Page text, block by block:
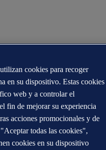
cookies para recoger
en su dispositivo. Estas cookies
web y a controlar el
fin de mejorar su experiencia
acciones promocionales y de
todas las cookies",
cookies en su dispositivo